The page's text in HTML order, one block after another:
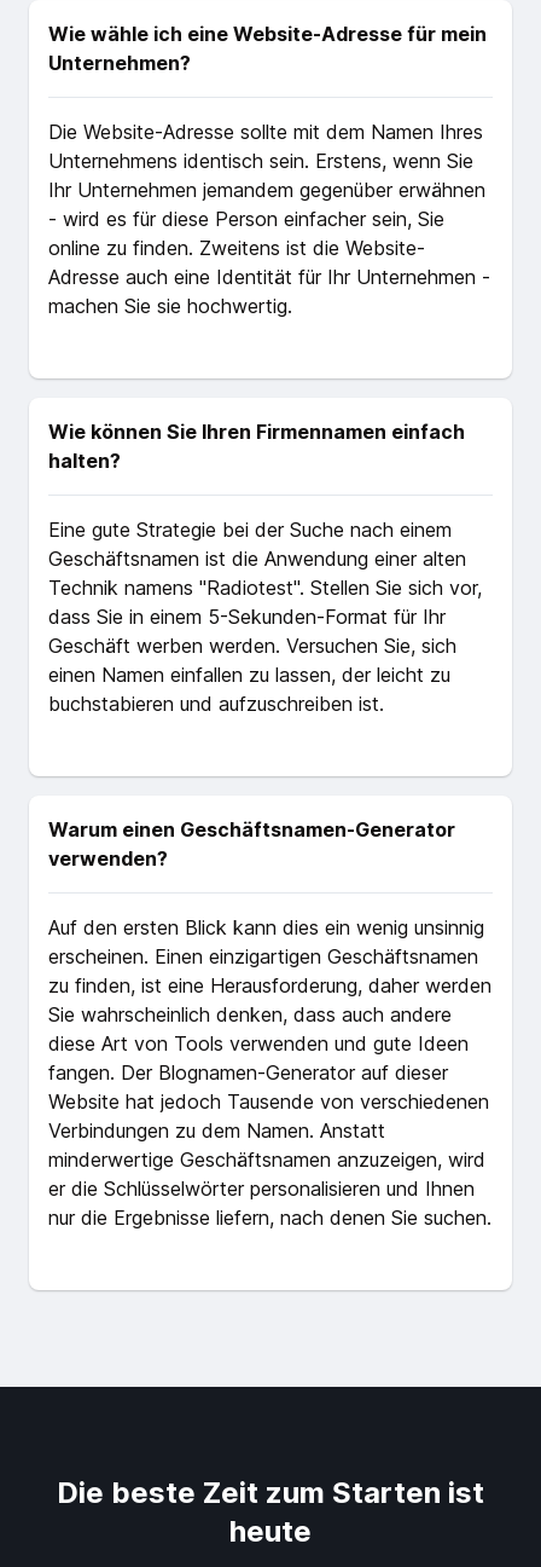
Wie wähle ich eine Website-Adresse für mein
Unternehmen?
Die Website-Adresse sollte mit dem Namen Ihres
Unternehmens identisch sein. Erstens, wenn Sie
Ihr Unternehmen jemandem gegenüber erwähnen
- wird es für diese Person einfacher sein, Sie
online zu finden. Zweitens ist die Website-
Adresse auch eine Identität für Ihr Unternehmen -
machen Sie sie hochwertig.
Wie können Sie Ihren Firmennamen einfach
halten?
Eine gute Strategie bei der Suche nach einem
Geschäftsnamen ist die Anwendung einer alten
Technik namens "Radiotest". Stellen Sie sich vor,
dass Sie in einem 5-Sekunden-Format für Ihr
Geschäft werben werden. Versuchen Sie, sich
einen Namen einfallen zu lassen, der leicht zu
buchstabieren und aufzuschreiben ist.
Warum einen Geschäftsnamen-Generator
verwenden?
Auf den ersten Blick kann dies ein wenig unsinnig
erscheinen. Einen einzigartigen Geschäftsnamen
zu finden, ist eine Herausforderung, daher werden
Sie wahrscheinlich denken, dass auch andere
diese Art von Tools verwenden und gute Ideen
fangen. Der Blognamen-Generator auf dieser
Website hat jedoch Tausende von verschiedenen
Verbindungen zu dem Namen. Anstatt
minderwertige Geschäftsnamen anzuzeigen, wird
er die Schlüsselwörter personalisieren und Ihnen
nur die Ergebnisse liefern, nach denen Sie suchen.
Die beste Zeit zum Starten ist
heute